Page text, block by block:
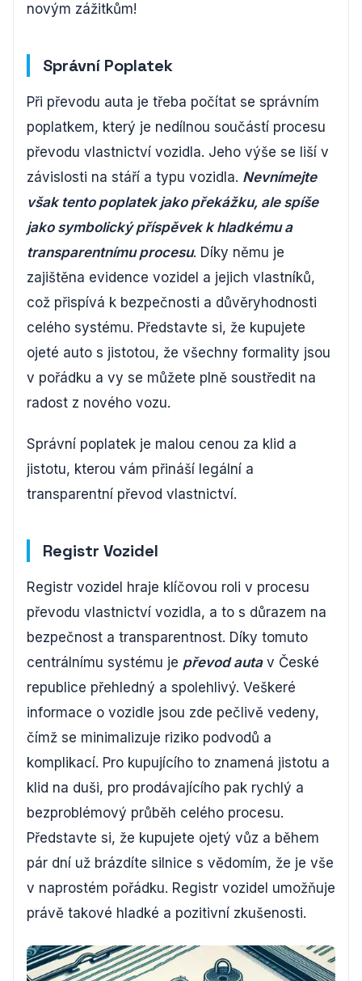
novým zážitkům!
Správní Poplatek
Při převodu auta je třeba počítat se správním
poplatkem, který je nedílnou součástí procesu
převodu vlastnictví vozidla. Jeho výše se liší v
závislosti na stáří a typu vozidla. Nevnímejte
však tento poplatek jako překážku, ale spíše
jako symbolický příspěvek k hladkému a
transparentnímu procesu. Díky němu je
zajištěna evidence vozidel a jejich vlastníků,
což přispívá k bezpečnosti a důvěryhodnosti
celého systému. Představte si, že kupujete
ojeté auto s jistotou, že všechny formality jsou
v pořádku a vy se můžete plně soustředit na
radost z nového vozu.
Správní poplatek je malou cenou za klid a
jistotu, kterou vám přináší legální a
transparentní převod vlastnictví.
Registr Vozidel
Registr vozidel hraje klíčovou roli v procesu
převodu vlastnictví vozidla, a to s důrazem na
bezpečnost a transparentnost. Díky tomuto
centrálnímu systému je převod autav České
republice přehledný a spolehlivý. Veškeré
informace o vozidle jsou zde pečlivě vedeny,
čímž se minimalizuje riziko podvodů a
komplikací. Pro kupujícího to znamená jistotu a
klid na duši, pro prodávajícího pak rychlý a
bezproblémový průběh celého procesu.
Představte si, že kupujete ojetý vůz a během
pár dní už brázdíte silnice s vědomím, že je vše
v naprostém pořádku. Registr vozidel umožňuje
právě takové hladké a pozitivní zkušenosti.